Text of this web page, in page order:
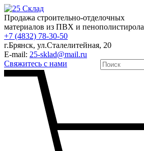
Продажа строительно-отделочных
материалов из ПВХ и пенополистирола
+7 (4832) 78-30-50
г.Брянск, ул.Сталелитейная, 20
E-mail: 25-sklad@mail.ru
Свяжитесь с нами